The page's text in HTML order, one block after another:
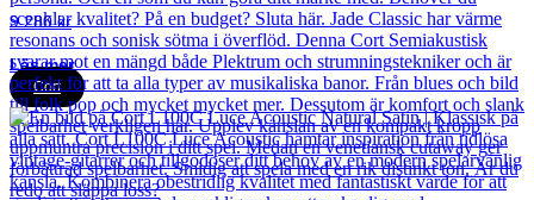
9 280kr
Läs mer
Cort